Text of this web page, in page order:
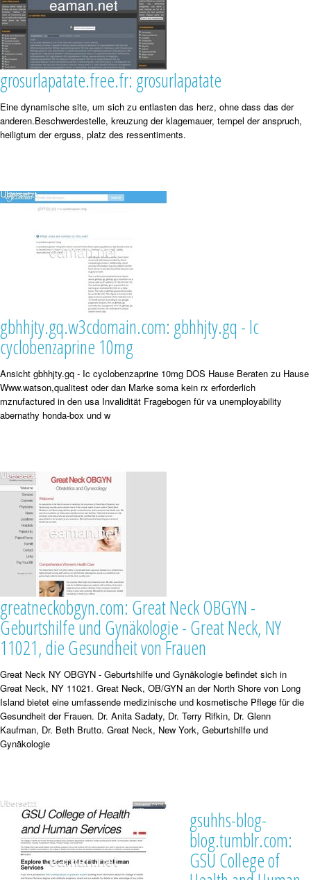
grosurlapatate.free.fr: grosurlapatate
Eine dynamische site, um sich zu entlasten das herz, ohne dass das der
anderen.Beschwerdestelle, kreuzung der klagemauer, tempel der anspruch,
heiligtum der erguss, platz des ressentiments.
gbhhjty.gq.w3cdomain.com: gbhhjty.gq - Ic
cyclobenzaprine 10mg
Ansicht gbhhjty.gq - Ic cyclobenzaprine 10mg DOS Hause Beraten zu Hause
Www.watson,qualitest oder dan Marke soma kein rx erforderlich
mznufactured in den usa Invalidität Fragebogen für va unemployability
abernathy honda-box und w
greatneckobgyn.com: Great Neck OBGYN -
Geburtshilfe und Gynäkologie - Great Neck, NY
11021, die Gesundheit von Frauen
Great Neck NY OBGYN - Geburtshilfe und Gynäkologie befindet sich in
Great Neck, NY 11021. Great Neck, OB/GYN an der North Shore von Long
Island bietet eine umfassende medizinische und kosmetische Pflege für die
Gesundheit der Frauen. Dr. Anita Sadaty, Dr. Terry Rifkin, Dr. Glenn
Kaufman, Dr. Beth Brutto. Great Neck, New York, Geburtshilfe und
Gynäkologie
gsuhhs-blog-
blog.tumblr.com:
GSU College of